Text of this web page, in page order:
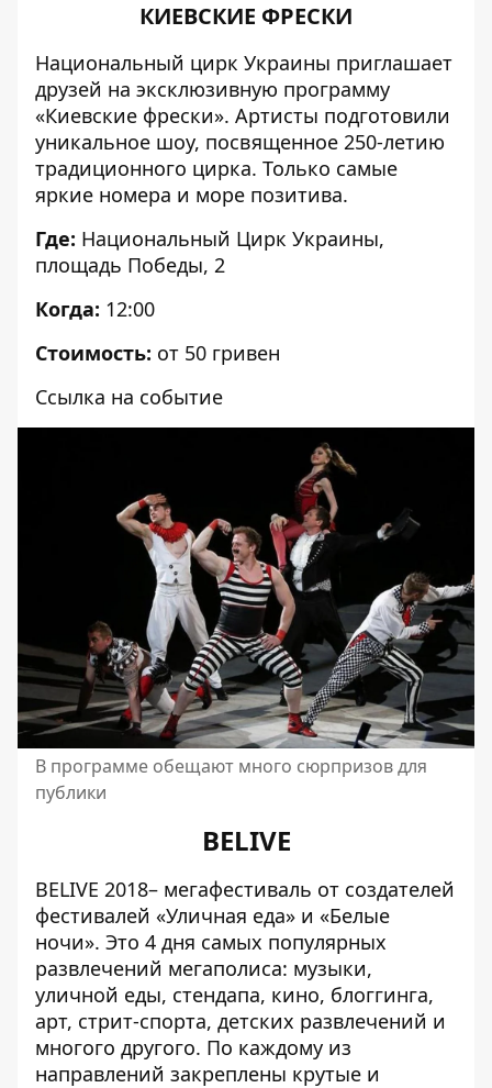
КИЕВСКИЕ ФРЕСКИ
Национальный цирк Украины приглашает
друзей на эксклюзивную программу
«Киевские фрески». Артисты подготовили
уникальное шоу, посвященное 250-летию
традиционного цирка. Только самые
яркие номера и море позитива.
Где: Национальный Цирк Украины,
площадь Победы, 2
Когда: 12:00
Стоимость: от 50 гривен
Ссылка на событие
В программе обещают много сюрпризов для
публики
BELIVE
BELIVE 2018– мегафестиваль от создателей
фестивалей «Уличная еда» и «Белые
ночи». Это 4 дня самых популярных
развлечений мегаполиса: музыки,
уличной еды, стендапа, кино, блоггинга,
арт, стрит-спорта, детских развлечений и
многого другого. По каждому из
направлений закреплены крутые и